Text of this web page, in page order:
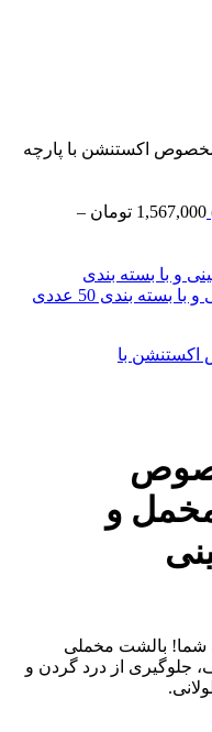
اکستنشن با پارچه
1,567,000 تومان –
بندی 50 عددی
و
شما! بالشت مخملی
جلوگیری از درد گردن و